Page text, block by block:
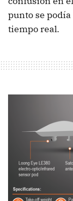
punto se podía
tiempo real.